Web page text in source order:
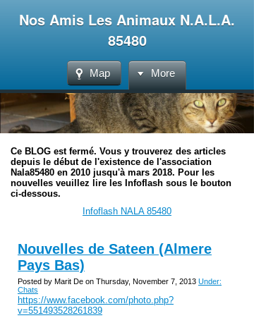
Nos Amis Les Animaux N.A.L.A.
85480
Map More
Ce BLOG est fermé. Vous y trouverez des articles
depuis le début de l'existence de l'association
Nala85480 en 2010 jusqu'à mars 2018. Pour les
nouvelles veuillez lire les Infoflash sous le bouton
ci-dessous.
Infoflash NALA 85480
Nouvelles de Sateen (Almere
Pays Bas)
Posted by Marit De on Thursday, November 7, 2013 Under:
Chats
https://www.facebook.com/photo.php?
v=551493528261839